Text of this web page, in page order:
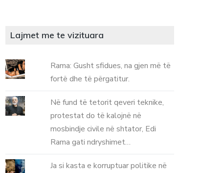
Lajmet me te vizituara
Rama: Gusht sfidues, na gjen më të
fortë dhe të përgatitur.
Në fund të tetorit qeveri teknike,
protestat do të kalojnë në
mosbindje civile në shtator, Edi
Rama gati ndryshimet…
Ja si kasta e korruptuar politike në